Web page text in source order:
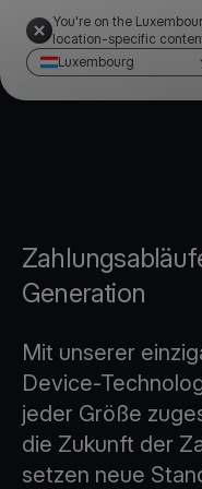
You're on the
location-specific
Luxembourg
Generation
Mit unserer
Device-
jeder Größe
die Zukunft der
setzen neue